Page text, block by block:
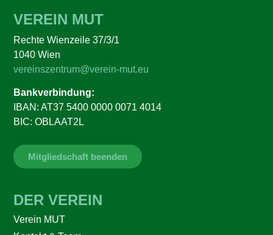
VEREIN MUT
Rechte Wienzeile 37/3/1
1040 Wien
vereinszentrum@verein-mut.eu
Bankverbindung:
IBAN: AT37 5400 0000 0071 4014
BIC: OBLAAT2L
Mitgliedschaft beenden
DER VEREIN
Verein MUT